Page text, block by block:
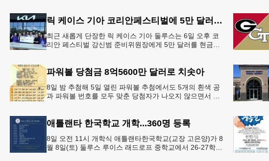
릭 케이스 기아 코리안페스티벌에 5만 달러 후원
최근 새롭게 단장한 릭 케이스 기아 둘루스는 6일 오후 코
리안 페스티벌 강신범 준비위원장에게 5만 달러를 현금으
파워볼 당첨금 8억5600만 달러로 치솟아
8일 밤 추첨해 5일 열린 파워볼 추첨에서도 5개의 흰색 공
과 파워볼 번호를 모두 맞춘 당첨자가 나오지 않으면서 행
애틀랜타 한국학교 개학...360명 등록
8일 오전 11시 개학식 애틀랜타한국학교(교장 고은양)가 8
월 8일(토) 둘루스 루이스 래드로프 중학교에서 26-27학년